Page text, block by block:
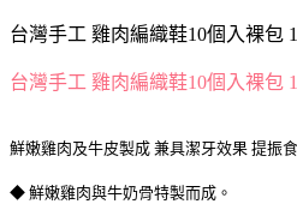
台灣手工 雞肉編織鞋10個入裸包
台灣手工 雞肉編織鞋10個入裸包
鮮嫩雞肉及牛皮製成 兼具潔牙效果 提振
◆ 鮮嫩雞肉與牛奶骨特製而成。